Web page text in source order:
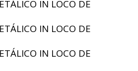
IN LOCO DE
IN LOCO DE
IN LOCO DE